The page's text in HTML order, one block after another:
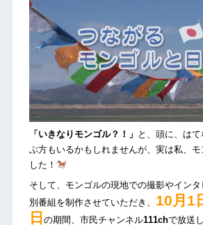
「いきなりモンゴル？！」 と、頭に、はて
ぶ方もいるかもしれませんが、実は私、モ
した！
そして、モンゴルの現地での撮影やイン
別番組を制作させていただき、 10月1
日 の期間、市民チャンネル111chで放送